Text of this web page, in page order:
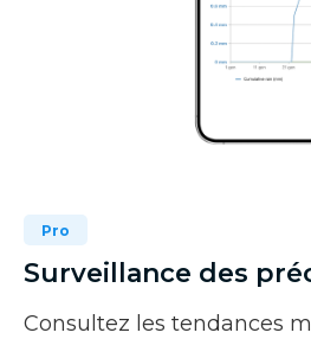
Pro
Surveillance des
Consultez les tendances